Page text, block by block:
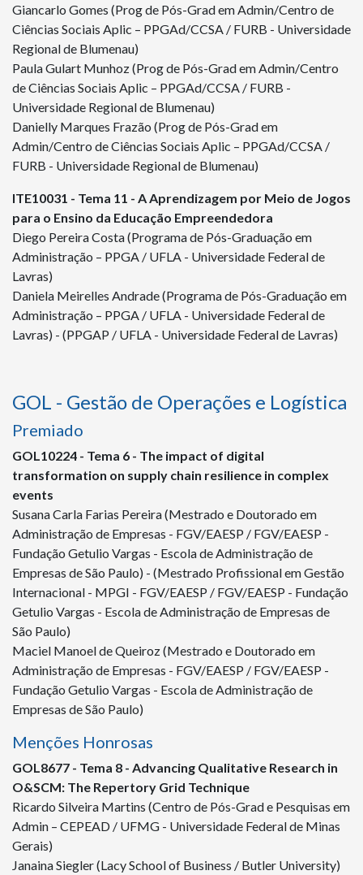
Giancarlo Gomes (Prog de Pós-Grad em Admin/Centro de
Ciências Sociais Aplic – PPGAd/CCSA / FURB - Universidade
Regional de Blumenau)
Paula Gulart Munhoz (Prog de Pós-Grad em Admin/Centro
de Ciências Sociais Aplic – PPGAd/CCSA / FURB -
Universidade Regional de Blumenau)
Danielly Marques Frazão (Prog de Pós-Grad em
Admin/Centro de Ciências Sociais Aplic – PPGAd/CCSA /
FURB - Universidade Regional de Blumenau)
ITE10031 - Tema 11 - A Aprendizagem por Meio de Jogos
para o Ensino da Educação Empreendedora
Diego Pereira Costa (Programa de Pós-Graduação em
Administração – PPGA / UFLA - Universidade Federal de
Lavras)
Daniela Meirelles Andrade (Programa de Pós-Graduação em
Administração – PPGA / UFLA - Universidade Federal de
Lavras) - (PPGAP / UFLA - Universidade Federal de Lavras)
GOL - Gestão de Operações e Logística
Premiado
GOL10224 - Tema 6 - The impact of digital
transformation on supply chain resilience in complex
events
Susana Carla Farias Pereira (Mestrado e Doutorado em
Administração de Empresas - FGV/EAESP / FGV/EAESP -
Fundação Getulio Vargas - Escola de Administração de
Empresas de São Paulo) - (Mestrado Profissional em Gestão
Internacional - MPGI - FGV/EAESP / FGV/EAESP - Fundação
Getulio Vargas - Escola de Administração de Empresas de
São Paulo)
Maciel Manoel de Queiroz (Mestrado e Doutorado em
Administração de Empresas - FGV/EAESP / FGV/EAESP -
Fundação Getulio Vargas - Escola de Administração de
Empresas de São Paulo)
Menções Honrosas
GOL8677 - Tema 8 - Advancing Qualitative Research in
O&SCM: The Repertory Grid Technique
Ricardo Silveira Martins (Centro de Pós-Grad e Pesquisas em
Admin – CEPEAD / UFMG - Universidade Federal de Minas
Gerais)
Janaina Siegler (Lacy School of Business / Butler University)